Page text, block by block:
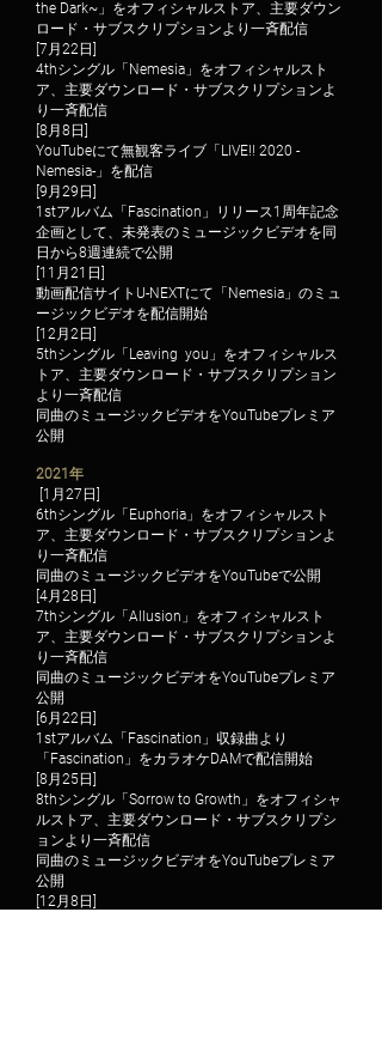
the Dark~」をオフィシャルストア、主要ダウン
ロード・サブスクリプションより一斉配信
[7月22日]
4thシングル「Nemesia」をオフィシャルスト
ア、主要ダウンロード・サブスクリプションよ
り一斉配信
[8月8日]
YouTubeにて無観客ライブ「LIVE!! 2020 -
Nemesia-」を配信
[9月29日]
1stアルバム「Fascination」リリース1周年記念
企画として、未発表のミュージックビデオを同
日から8週連続で公開
[11月21日]
動画配信サイトU-NEXTにて「Nemesia」のミュ
ージックビデオを配信開始
[12月2日]
5thシングル「Leaving you」をオフィシャルス
トア、主要ダウンロード・サブスクリプション
より一斉配信
同曲のミュージックビデオをYouTubeプレミア
公開​
2021年
[1月27日]
6thシングル「Euphoria」をオフィシャルスト
ア、主要ダウンロード・サブスクリプションよ
り一斉配信
同曲のミュージックビデオをYouTubeで公開​
[4月28日]
7thシングル「Allusion」をオフィシャルスト
ア、主要ダウンロード・サブスクリプションよ
り一斉配信
同曲のミュージックビデオをYouTubeプレミア
公開​
[6月22日]
1stアルバム「Fascination」収録曲より
「Fascination」をカラオケDAMで​配信開始
[8月25日]
8thシングル「Sorrow to Growth」をオフィシャ
ルストア、主要ダウンロード・サブスクリプシ
ョンより一斉配信
同曲のミュージックビデオをYouTubeプレミア
公開​
[12月8日]